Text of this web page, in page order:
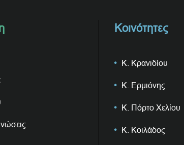
Κοινότητες
Κ. Κρανιδίου
Κ. Ερμιόνης
Κ. Πόρτο Χελίου
Κ. Κοιλάδος